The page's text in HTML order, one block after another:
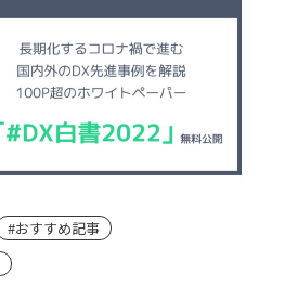
#おすすめ記事